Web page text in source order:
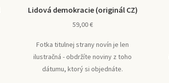
Lidová demokracie (originál CZ)
59,00€
Fotka titulnej strany novín je len
ilustračná - obdržíte noviny z toho
dátumu, ktorý si objednáte.